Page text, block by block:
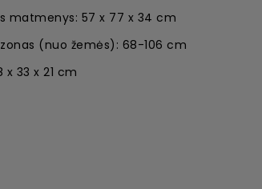
matmenys: 57 x 77 x 34 cm
(nuo žemės): 68-106 cm
33 x 21 cm